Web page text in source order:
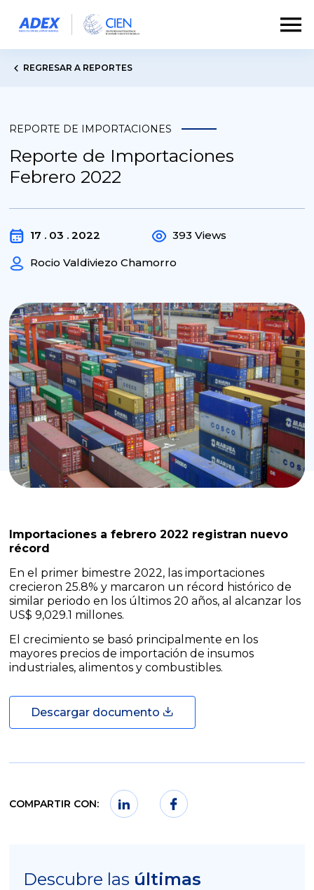
REGRESAR A REPORTES
REPORTE DE IMPORTACIONES
Reporte de Importaciones
Febrero 2022
17 . 03 . 2022
Rocio Valdiviezo Chamorro
393 Views
Importaciones a febrero 2022 registran nuevo
récord
En el primer bimestre 2022, las importaciones
crecieron 25.8% y marcaron un récord histórico de
similar periodo en los últimos 20 años, al alcanzar los
US$ 9,029.1 millones.
El crecimiento se basó principalmente en los
mayores precios de importación de insumos
industriales, alimentos y combustibles.
Descargar documento
COMPARTIR CON:
Descubre las últimas